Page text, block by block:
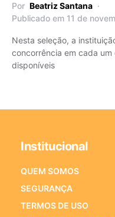
Por Beatriz Santana
Publicado em 11 de
Nesta seleção, a
concorrência em cada
disponíveis
Institucional
QUEM SOMOS
SEGURANÇA
TERMOS DE USO